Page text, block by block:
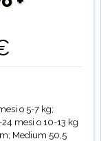
a
30,00€
o 5-7 kg;
mesi o 10-13 kg
Medium 50,5